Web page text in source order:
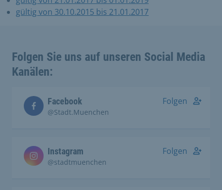
gültig von 30.10.2015 bis 21.01.2017
Folgen Sie uns auf unseren Social Media
Kanälen:
Facebook
@Stadt.Muenchen
Folgen
Instagram
@stadtmuenchen
Folgen